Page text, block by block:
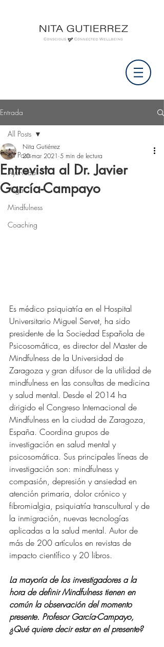
Entrada
All Posts
Ayurveda
Yoga
Mindfulness
Coaching
All Posts
Entrevista al Dr. Javier
García-Campayo
Nita Gutiérrez
20 mar 2021 5 min de lectura
Es médico psiquiatría en el Hospital
Universitario Miguel Servet, ha sido
presidente de la Sociedad Española de
Psicosomática, es director del Master de
Mindfulness de la Universidad de
Zaragoza y gran difusor de la utilidad de
mindfulness en las consultas de medicina
y salud mental. Desde el 2014 ha
dirigido el Congreso Internacional de
Mindfulness en la ciudad de Zaragoza,
España. Coordina grupos de
investigación en salud mental y
psicosomática. Sus principales líneas de
investigación son: mindfulness y
compasión, depresión y ansiedad en
atención primaria, dolor crónico y
fibromialgia, psiquiatría transcultural y de
la inmigración, nuevas tecnologías
aplicadas a la salud mental. Autor de
más de 200 artículos en revistas de
impacto científico y 20 libros.
La mayoría de los investigadores a la
hora de definir Mindfulness tienen en
común la observación del momento
presente. Profesor García-Campayo,
¿Qué quiere decir estar en el presente?